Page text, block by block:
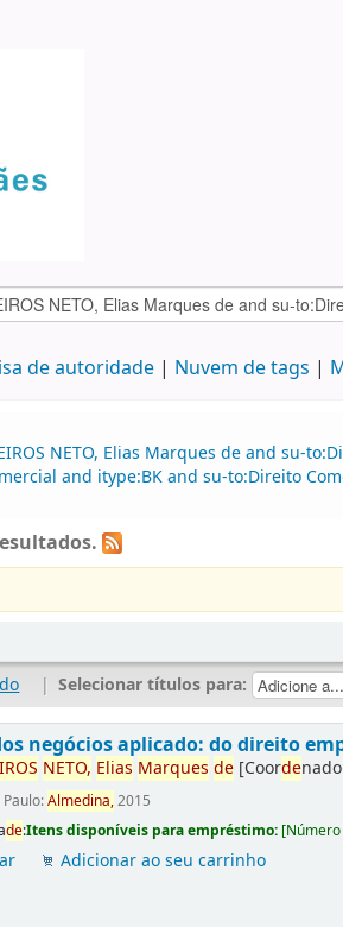
de autoridade Nuvem de tags
NETO, Elias Marques de and su-
and itype:BK and su-to:Direito
| Selecionar títulos para:
negócios aplicado: do direito
IROS NETO, Elias Marques de [Coorde
Paulo:Almedina,2015
de:Itens disponíveis para empréstimo: [
Adicionar ao seu carrinho